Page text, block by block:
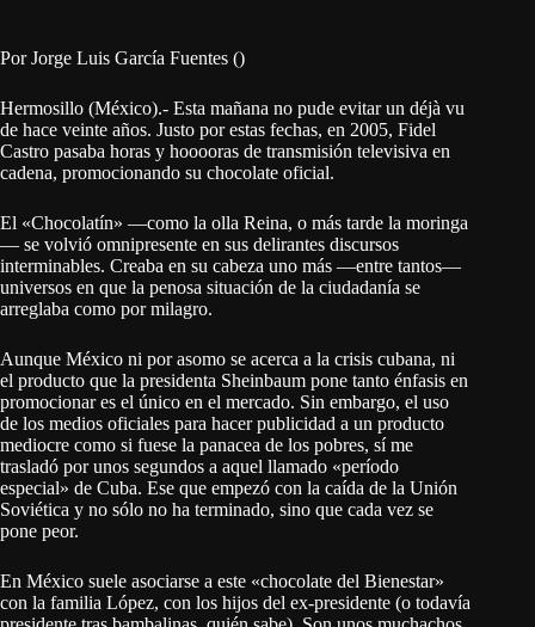
Por Jorge Luis García Fuentes ()
Hermosillo (México).- Esta mañana no pude evitar un déjà vu
de hace veinte años. Justo por estas fechas, en 2005, Fidel
Castro pasaba horas y hooooras de transmisión televisiva en
cadena, promocionando su chocolate oficial.
El «Chocolatín» —como la olla Reina, o más tarde la moringa
— se volvió omnipresente en sus delirantes discursos
interminables. Creaba en su cabeza uno más —entre tantos—
universos en que la penosa situación de la ciudadanía se
arreglaba como por milagro.
Aunque México ni por asomo se acerca a la crisis cubana, ni
el producto que la presidenta Sheinbaum pone tanto énfasis en
promocionar es el único en el mercado. Sin embargo, el uso
de los medios oficiales para hacer publicidad a un producto
mediocre como si fuese la panacea de los pobres, sí me
trasladó por unos segundos a aquel llamado «período
especial» de Cuba. Ese que empezó con la caída de la Unión
Soviética y no sólo no ha terminado, sino que cada vez se
pone peor.
En México suele asociarse a este «chocolate del Bienestar»
con la familia López, con los hijos del ex-presidente (o todavía